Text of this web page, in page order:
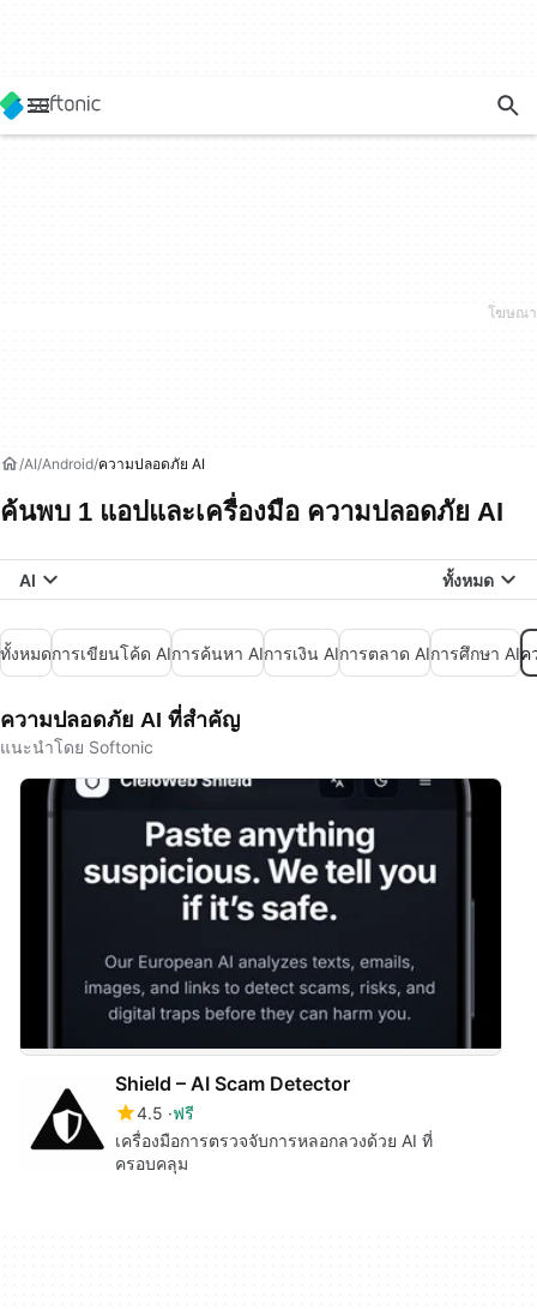
AI Android ความปลอดภัย AI
ค้นพบ 1 แอปและเครื่องมือ ความปลอดภัย AI
AI ทั้งหมด
ทั้งหมดการเขียนโค้ด AIการค้นหา AIการเงิน AIการตลาด AIการศึกษา AIค
ความปลอดภัย AI ที่สำคัญ
แนะนำโดย Softonic
Shield – AI Scam Detector
4.5 ฟรี
เครื่องมือการตรวจจับการหลอกลวงด้วย AI ที่
ครอบคลุม